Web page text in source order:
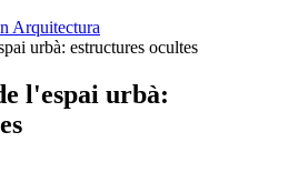
Arquitectura
urbà: estructures ocultes
l'espai urbà: